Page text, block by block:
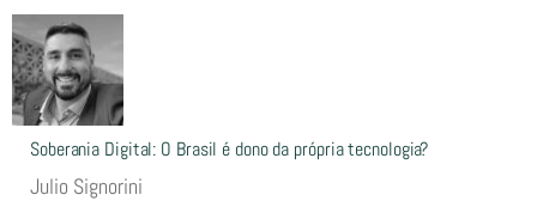
Soberania Digital: O Brasil é dono da própria tecnologia?
Julio Signorini